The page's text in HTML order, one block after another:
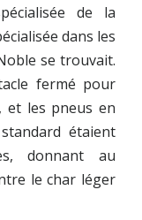
de la
dans les
se trouvait.
fermé pour
et les pneus en
étaient
donnant au
le char léger